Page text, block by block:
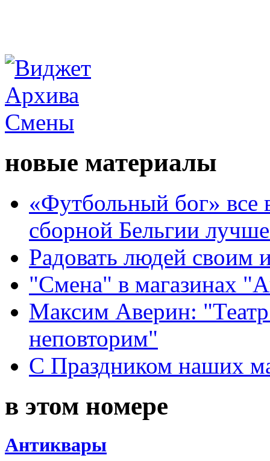
новые материалы
«Футбольный бог» все
сборной Бельгии
Радовать людей своим
"Смена" в магазинах
Максим Аверин:
неповторим"
С Праздником наших
в этом номере
Антиквары